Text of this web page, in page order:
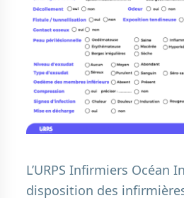
L’URPS Infirmiers Océan
disposition des